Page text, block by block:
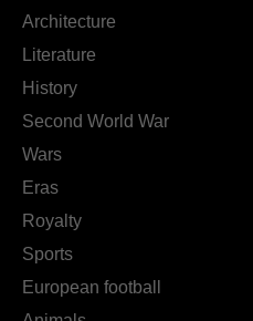
Architecture
Literature
History
Second World War
Wars
Eras
Royalty
Sports
European football